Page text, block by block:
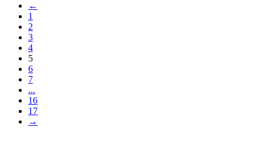
←
1
2
3
4
5
6
7
...
16
17
→